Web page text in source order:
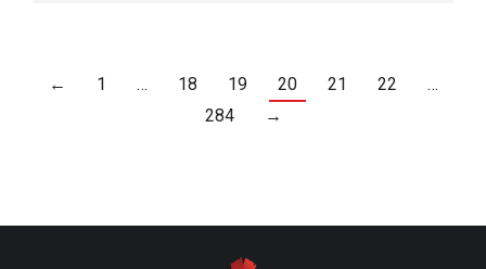
← 1 … 18 19 20 21 22
…
284
→